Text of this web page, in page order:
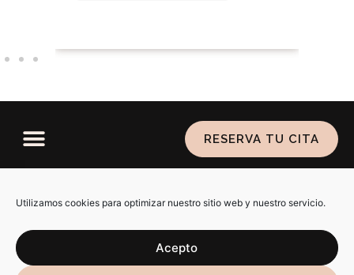
Utilizamos cookies para optimizar nuestro sitio web y nuestro servicio.
Acepto
RESERVA TU CITA
cookies